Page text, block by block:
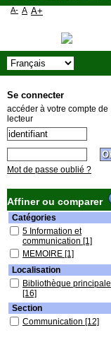
A- A A+
Se connecter
accéder à votre compte de
lecteur
Mot de passe oublié ?
Affiner ou comparer
Catégories
5 Information et
communication [1]
MEMOIRE [1]
Localisation
Bibliothèque principale
[16]
Section
Communication [12]